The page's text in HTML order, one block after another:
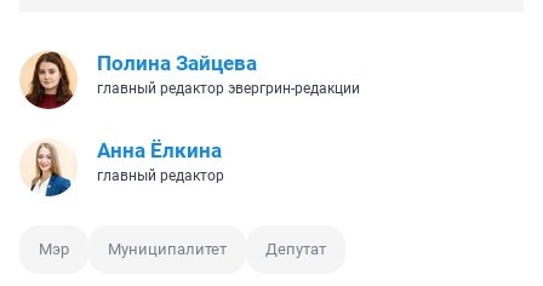
Полина Зайцева
главный редактор эвергрин-редакции
Анна Ёлкина
главный редактор
Мэр Муниципалитет Депутат